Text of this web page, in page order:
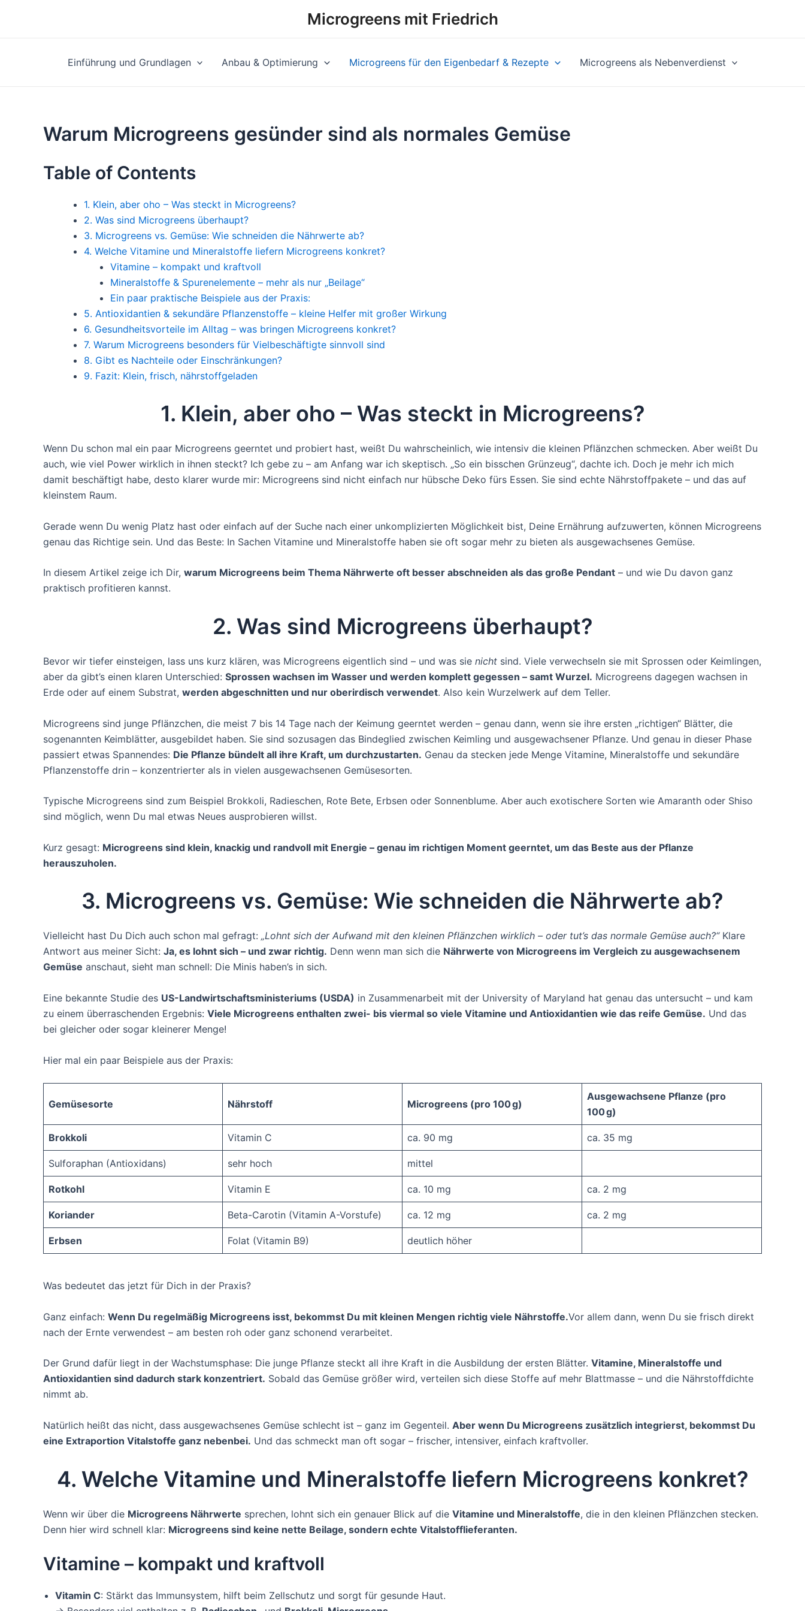
Microgreens mit Friedrich
Einführung und Grundlagen Anbau & Optimierung Microgreens für den Eigenbedarf & Rezepte Microgreens als Nebenverdienst
Warum Microgreens gesünder sind als normales Gemüse
Table of Contents
1. Klein, aber oho – Was steckt in Microgreens?
2. Was sind Microgreens überhaupt?
3. Microgreens vs. Gemüse: Wie schneiden die Nährwerte ab?
4. Welche Vitamine und Mineralstoffe liefern Microgreens konkret?
Vitamine – kompakt und kraftvoll
Mineralstoffe & Spurenelemente – mehr als nur „Beilage“
Ein paar praktische Beispiele aus der Praxis:
5. Antioxidantien & sekundäre Pflanzenstoffe – kleine Helfer mit großer Wirkung
6. Gesundheitsvorteile im Alltag – was bringen Microgreens konkret?
7. Warum Microgreens besonders für Vielbeschäftigte sinnvoll sind
8. Gibt es Nachteile oder Einschränkungen?
9. Fazit: Klein, frisch, nährstoffgeladen
1. Klein, aber oho – Was steckt in Microgreens?
Wenn Du schon mal ein paar Microgreens geerntet und probiert hast, weißt Du wahrscheinlich, wie intensiv die kleinen Pflänzchen schmecken. Aber weißt Du
auch, wie viel Power wirklich in ihnen steckt? Ich gebe zu – am Anfang war ich skeptisch. „So ein bisschen Grünzeug“, dachte ich. Doch je mehr ich mich
damit beschäftigt habe, desto klarer wurde mir: Microgreens sind nicht einfach nur hübsche Deko fürs Essen. Sie sind echte Nährstoffpakete – und das auf
kleinstem Raum.
Gerade wenn Du wenig Platz hast oder einfach auf der Suche nach einer unkomplizierten Möglichkeit bist, Deine Ernährung aufzuwerten, können Microgreens
genau das Richtige sein. Und das Beste: In Sachen Vitamine und Mineralstoffe haben sie oft sogar mehr zu bieten als ausgewachsenes Gemüse.
In diesem Artikel zeige ich Dir, warum Microgreens beim Thema Nährwerte oft besser abschneiden als das große Pendant – und wie Du davon ganz
praktisch profitieren kannst.
2. Was sind Microgreens überhaupt?
Bevor wir tiefer einsteigen, lass uns kurz klären, was Microgreens eigentlich sind – und was sie nicht sind. Viele verwechseln sie mit Sprossen oder Keimlingen,
aber da gibt’s einen klaren Unterschied: Sprossen wachsen im Wasser und werden komplett gegessen – samt Wurzel. Microgreens dagegen wachsen in
Erde oder auf einem Substrat, werden abgeschnitten und nur oberirdisch verwendet. Also kein Wurzelwerk auf dem Teller.
Microgreens sind junge Pflänzchen, die meist 7 bis 14 Tage nach der Keimung geerntet werden – genau dann, wenn sie ihre ersten „richtigen“ Blätter, die
sogenannten Keimblätter, ausgebildet haben. Sie sind sozusagen das Bindeglied zwischen Keimling und ausgewachsener Pflanze. Und genau in dieser Phase
passiert etwas Spannendes: Die Pflanze bündelt all ihre Kraft, um durchzustarten. Genau da stecken jede Menge Vitamine, Mineralstoffe und sekundäre
Pflanzenstoffe drin – konzentrierter als in vielen ausgewachsenen Gemüsesorten.
Typische Microgreens sind zum Beispiel Brokkoli, Radieschen, Rote Bete, Erbsen oder Sonnenblume. Aber auch exotischere Sorten wie Amaranth oder Shiso
sind möglich, wenn Du mal etwas Neues ausprobieren willst.
Kurz gesagt: Microgreens sind klein, knackig und randvoll mit Energie – genau im richtigen Moment geerntet, um das Beste aus der Pflanze
herauszuholen.
3. Microgreens vs. Gemüse: Wie schneiden die Nährwerte ab?
Vielleicht hast Du Dich auch schon mal gefragt: „Lohnt sich der Aufwand mit den kleinen Pflänzchen wirklich – oder tut’s das normale Gemüse auch?“Klare
Antwort aus meiner Sicht: Ja, es lohnt sich – und zwar richtig. Denn wenn man sich die Nährwerte von Microgreens im Vergleich zu ausgewachsenem
Gemüse anschaut, sieht man schnell: Die Minis haben’s in sich.
Eine bekannte Studie des US-Landwirtschaftsministeriums (USDA) in Zusammenarbeit mit der University of Maryland hat genau das untersucht – und kam
zu einem überraschenden Ergebnis: Viele Microgreens enthalten zwei- bis viermal so viele Vitamine und Antioxidantien wie das reife Gemüse. Und das
bei gleicher oder sogar kleinerer Menge!
Hier mal ein paar Beispiele aus der Praxis:
Gemüsesorte Nährstoff Microgreens (pro 100 g)
Ausgewachsene Pflanze (pro
100 g)
Brokkoli Vitamin C ca. 90 mg ca. 35 mg
Sulforaphan (Antioxidans) sehr hoch mittel
Rotkohl Vitamin E ca. 10 mg ca. 2 mg
Koriander Beta-Carotin (Vitamin A-Vorstufe) ca. 12 mg ca. 2 mg
Erbsen Folat (Vitamin B9) deutlich höher
Was bedeutet das jetzt für Dich in der Praxis?
Ganz einfach: Wenn Du regelmäßig Microgreens isst, bekommst Du mit kleinen Mengen richtig viele Nährstoffe.Vor allem dann, wenn Du sie frisch direkt
nach der Ernte verwendest – am besten roh oder ganz schonend verarbeitet.
Der Grund dafür liegt in der Wachstumsphase: Die junge Pflanze steckt all ihre Kraft in die Ausbildung der ersten Blätter. Vitamine, Mineralstoffe und
Antioxidantien sind dadurch stark konzentriert. Sobald das Gemüse größer wird, verteilen sich diese Stoffe auf mehr Blattmasse – und die Nährstoffdichte
nimmt ab.
Natürlich heißt das nicht, dass ausgewachsenes Gemüse schlecht ist – ganz im Gegenteil. Aber wenn Du Microgreens zusätzlich integrierst, bekommst Du
eine Extraportion Vitalstoffe ganz nebenbei. Und das schmeckt man oft sogar – frischer, intensiver, einfach kraftvoller.
4. Welche Vitamine und Mineralstoffe liefern Microgreens konkret?
Wenn wir über die Microgreens Nährwerte sprechen, lohnt sich ein genauer Blick auf die Vitamine und Mineralstoffe, die in den kleinen Pflänzchen stecken.
Denn hier wird schnell klar: Microgreens sind keine nette Beilage, sondern echte Vitalstofflieferanten.
Vitamine – kompakt und kraftvoll
Vitamin C: Stärkt das Immunsystem, hilft beim Zellschutz und sorgt für gesunde Haut.